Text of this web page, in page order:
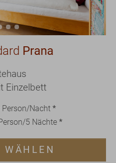
Prana
Einzelbett
Person/Nacht *
5 Nächte *